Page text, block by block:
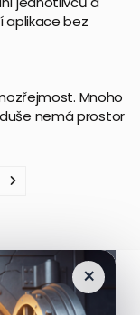
aplikace bez
Mnoho
nemá prostor
×